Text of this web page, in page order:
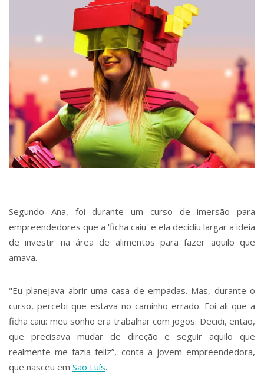
Segundo Ana, foi durante um curso de imersão para
empreendedores que a 'ficha caiu' e ela decidiu largar a ideia
de investir na área de alimentos para fazer aquilo que
amava.
"Eu planejava abrir uma casa de empadas. Mas, durante o
curso, percebi que estava no caminho errado. Foi ali que a
ficha caiu: meu sonho era trabalhar com jogos. Decidi, então,
que precisava mudar de direção e seguir aquilo que
realmente me fazia feliz”, conta a jovem empreendedora,
que nasceu em São Luís.